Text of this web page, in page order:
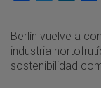
Berlín vuelve a
industria
sostenibilidad